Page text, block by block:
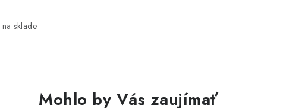
sklade
Mohlo by Vás zaujímať